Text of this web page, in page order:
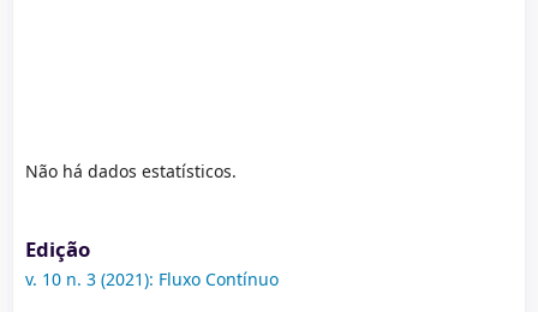
Não há dados estatísticos.
Edição
v. 10 n. 3 (2021): Fluxo Contínuo